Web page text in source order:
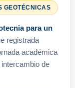
GEOTÉCNICAS
para un
registrada
académica
de